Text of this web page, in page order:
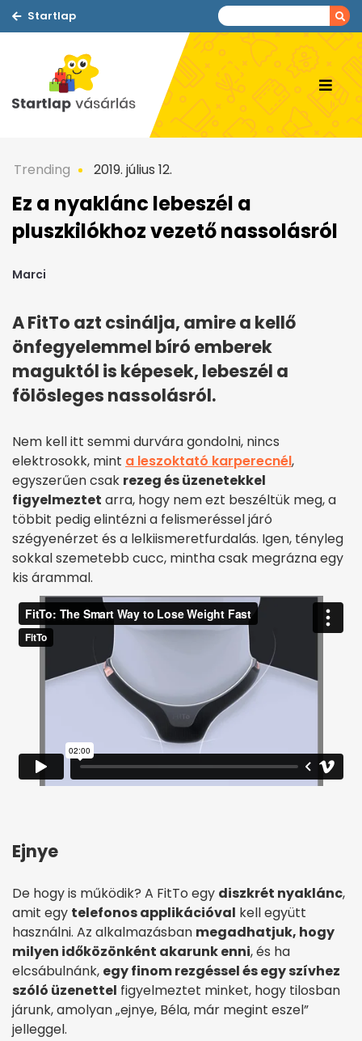
Startlap
Trending 2019. július 12.
Ez a nyaklánc lebeszél a
pluszkilókhoz vezető nassolásról
Marci
A FitTo azt csinálja, amire a kellő
önfegyelemmel bíró emberek
maguktól is képesek, lebeszél a
fölösleges nassolásról.
Nem kell itt semmi durvára gondolni, nincs
elektrosokk, mint a leszoktató karperecnél,
egyszerűen csak rezeg és üzenetekkel
figyelmeztet arra, hogy nem ezt beszéltük meg, a
többit pedig elintézni a felismeréssel járó
szégyenérzet és a lelkiismeretfurdalás. Igen, tényleg
sokkal szemetebb cucc, mintha csak megrázna egy
kis árammal.
Ejnye
De hogy is működik? A FitTo egy diszkrét nyaklánc,
amit egy telefonos applikációval kell együtt
használni. Az alkalmazásban megadhatjuk, hogy
milyen időközönként akarunk enni, és ha
elcsábulnánk, egy finom rezgéssel és egy szívhez
szóló üzenettel figyelmeztet minket, hogy tilosban
járunk, amolyan „ejnye, Béla, már megint eszel”
jelleggel.